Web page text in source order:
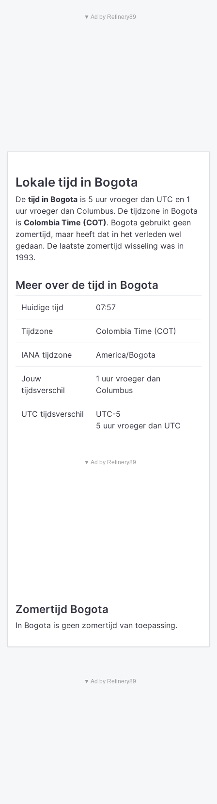
▼ Ad by Refinery89
Lokale tijd in Bogota
De tijd in Bogota is 5 uur vroeger dan UTC en 1
uur vroeger dan Columbus. De tijdzone in Bogota
is Colombia Time (COT). Bogota gebruikt geen
zomertijd, maar heeft dat in het verleden wel
gedaan. De laatste zomertijd wisseling was in
1993.
Meer over de tijd in Bogota
Huidige tijd 07:57
Tijdzone Colombia Time (COT)
IANA tijdzone America/Bogota
Jouw
tijdsverschil
1 uur vroeger dan
Columbus
UTC tijdsverschil
UTC-5
5 uur vroeger dan UTC
▼ Ad by Refinery89
Zomertijd Bogota
In Bogota is geen zomertijd van toepassing.
▼ Ad by Refinery89